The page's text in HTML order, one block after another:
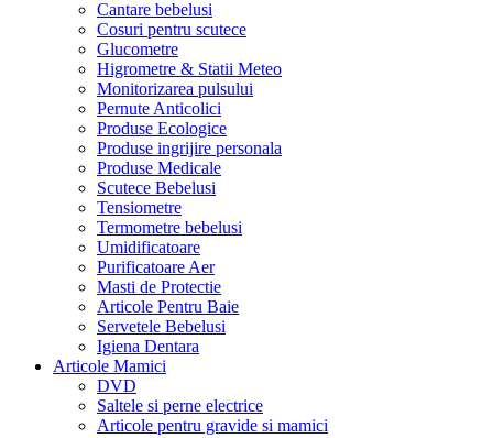
Cantare bebelusi
Cosuri pentru scutece
Glucometre
Higrometre & Statii Meteo
Monitorizarea pulsului
Pernute Anticolici
Produse Ecologice
Produse ingrijire personala
Produse Medicale
Scutece Bebelusi
Tensiometre
Termometre bebelusi
Umidificatoare
Purificatoare Aer
Masti de Protectie
Articole Pentru Baie
Servetele Bebelusi
Igiena Dentara
Articole Mamici
DVD
Saltele si perne electrice
Articole pentru gravide si mamici